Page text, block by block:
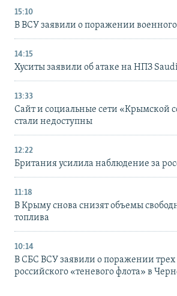
15:10
В ВСУ заявили о поражении
14:15
Хуситы заявили об атаке на НПЗ
13:33
Сайт и социальные сети «Крымской
стали недоступны
12:22
Британия усилила наблюдение за
11:18
В Крыму снова снизят объемы
топлива
10:14
В СБС ВСУ заявили о поражении трех
российского «теневого флота» в